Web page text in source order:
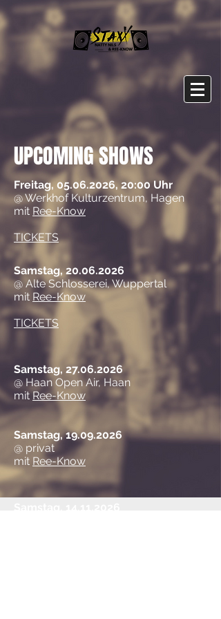
UPCOMING SHOWS
Freitag,05.06.2026, 20:00 Uhr
@ Werkhof Kulturzentrum, Hagen
mit Ree-Know
TICKETS
Samstag,20.06.2026
@ Alte Schlosserei, Wuppertal
mit Ree-Know
TICKETS
Samstag, 27.06.2026
@ Haan Open Air, Haan
mitRee-Know
Samstag,19.09.2026
@ privat
mit Ree-Know